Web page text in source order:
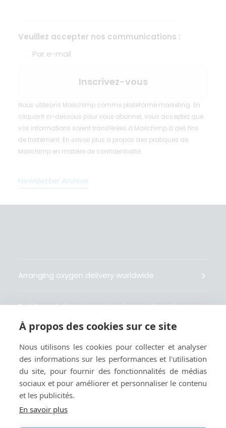
Veuillez accepter nos communications :
Par e-mail
Nous utilisons Mailchimp comme plateforme marketing. En
cliquant ci-dessous pour vous abonner, vous acceptez que
vos informations soient transférées à Mailchimp à des fins
de traitement. En savoir plus à propos des pratiques de
Mailchimp en matière de confidentialité.
Newsletter Archive
Arranging oxygen delivery worldwide
Fait livrer de l’oxygène dans le monde entier
Gestiona la entrega de oxígeno medicinal en el
mundo
À propos des cookies sur ce site
Nous utilisons les cookies pour collecter et analyser
des informations sur les performances et l'utilisation
du site, pour fournir des fonctionnalités de médias
sociaux et pour améliorer et personnaliser le contenu
et les publicités.
En savoir plus